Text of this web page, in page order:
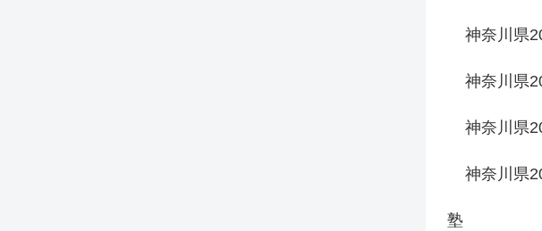
神奈川県
神奈川県
神奈川県
神奈川県
塾